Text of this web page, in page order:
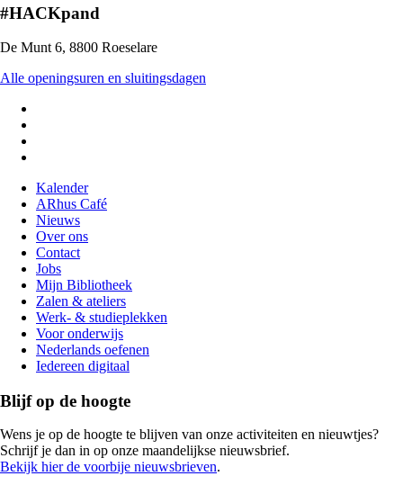
#HACKpand
De Munt 6, 8800 Roeselare
Alle openingsuren en sluitingsdagen
Voet
Kalender
ARhus Café
Nieuws
Over ons
Contact
Jobs
Mijn Bibliotheek
Zalen & ateliers
Werk- & studieplekken
Voor onderwijs
Nederlands oefenen
Iedereen digitaal
Blijf op de hoogte
Wens je op de hoogte te blijven van onze activiteiten en nieuwtjes?
Schrijf je dan in op onze maandelijkse nieuwsbrief.
Bekijk hier de voorbije nieuwsbrieven.